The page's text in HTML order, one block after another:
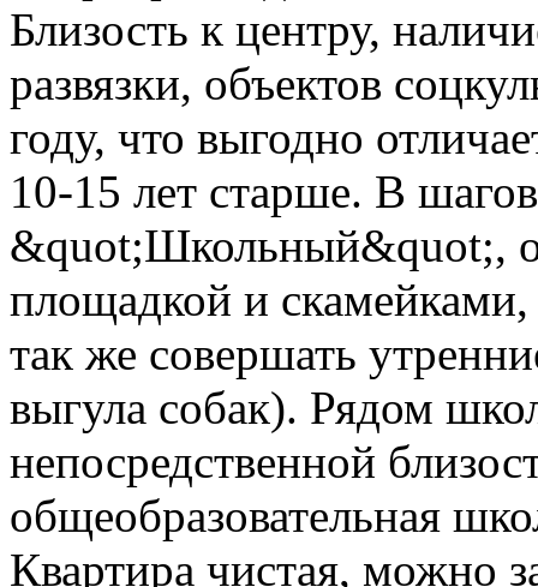
Близость к центру,
развязки, объектов
году, что выгодно
10-15 лет старше. В
&quot;Школьный&quot;,
площадкой и скамейками,
так же совершать
выгула собак). Рядом
непосредственной
общеобразовательная
Квартира чистая, можно